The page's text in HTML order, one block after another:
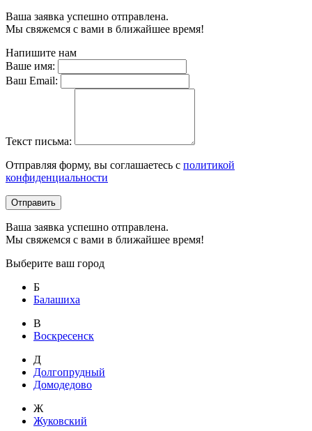
Ваша заявка успешно отправлена.
Мы свяжемся с вами в ближайшее время!
Напишите нам
Ваше имя:
Ваш Email:
Текст письма:
Отправляя форму, вы соглашаетесь с политикой
конфиденциальности
Отправить
Ваша заявка успешно отправлена.
Мы свяжемся с вами в ближайшее время!
Выберите ваш город
Б
Балашиха
В
Воскресенск
Д
Долгопрудный
Домодедово
Ж
Жуковский